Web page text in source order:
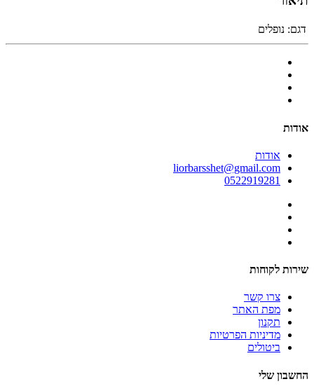
דגם: נופלים
אודות
אודות
liorbarsshet@gmail.com
0522919281
שירות לקוחות
צרו קשר
מפת האתר
תקנון
מדיניות הפרטיות
ביטולים
החשבון שלי